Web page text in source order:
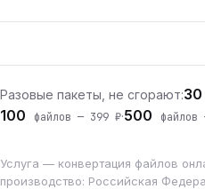
Разовые пакеты, не сгорают:30
100 файлов — 399 ₽·500 файлов
Услуга — конвертация файлов
производство: Российская